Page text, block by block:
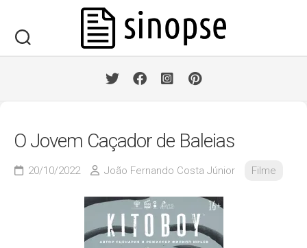
content
O Jovem Caçador de Baleias
20/10/2022 João Fernando Costa Júnior Filme